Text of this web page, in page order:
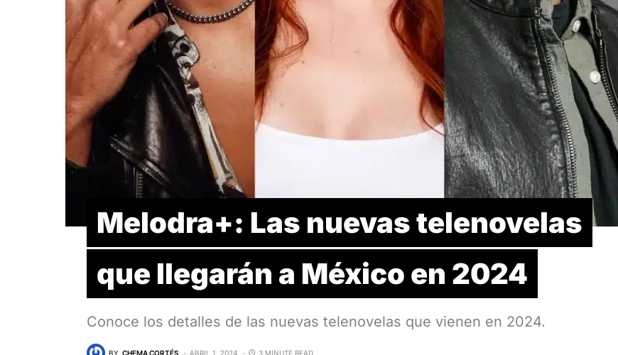
Melodra+: Las nuevas telenovelas
que llegarán a México en 2024
Conoce los detalles de las nuevas telenovelas que vienen en 2024.
BY CHEMA CORTÉS ABRIL 1, 2024 3 MINUTE READ